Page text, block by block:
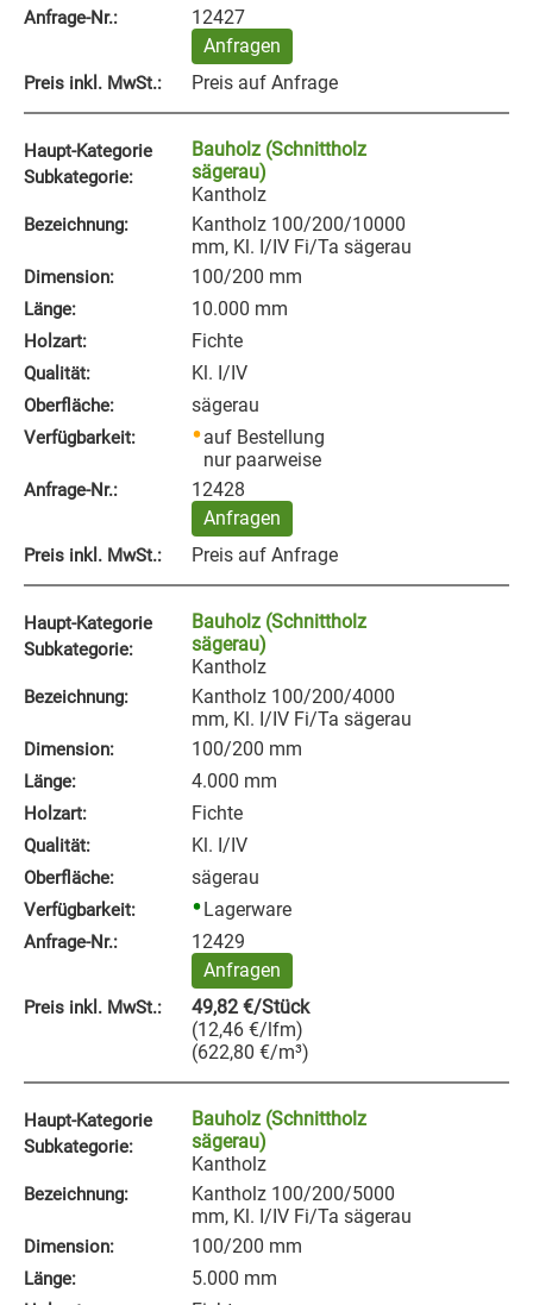
Anfrage‑Nr.:
12427
Anfragen
Preis inkl. MwSt.: Preis auf Anfrage
Haupt-Kategorie
Subkategorie:
Bauholz (Schnittholz
sägerau)
Kantholz
Bezeichnung:
Kantholz 100/200/10000
mm, Kl. I/IV Fi/Ta sägerau
Dimension: 100/200 mm
Länge: 10.000 mm
Holzart: Fichte
Qualität: Kl. I/IV
Oberfläche: sägerau
Verfügbarkeit:
auf Bestellung
nur paarweise
Anfrage‑Nr.:
12428
Anfragen
Preis inkl. MwSt.: Preis auf Anfrage
Haupt-Kategorie
Subkategorie:
Bauholz (Schnittholz
sägerau)
Kantholz
Bezeichnung:
Kantholz 100/200/4000
mm, Kl. I/IV Fi/Ta sägerau
Dimension: 100/200 mm
Länge: 4.000 mm
Holzart: Fichte
Qualität: Kl. I/IV
Oberfläche: sägerau
Verfügbarkeit: Lagerware
Anfrage‑Nr.:
12429
Anfragen
Preis inkl. MwSt.: 49,82 €/Stück
(12,46 €/lfm)
(622,80 €/m³)
Haupt-Kategorie
Subkategorie:
Bauholz (Schnittholz
sägerau)
Kantholz
Bezeichnung:
Kantholz 100/200/5000
mm, Kl. I/IV Fi/Ta sägerau
Dimension: 100/200 mm
Länge: 5.000 mm